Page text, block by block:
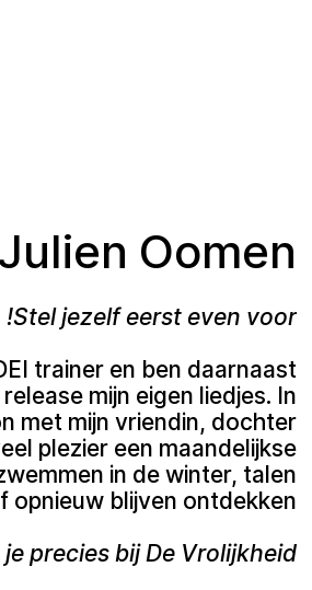
Julien Oomen
Stel jezelf eerst even voor!
trainer en ben daarnaast
mijn eigen liedjes. In
met mijn vriendin, dochter
plezier een maandelijkse
in de winter, talen
opnieuw blijven ontdekken.
precies bij De Vrolijkheid?